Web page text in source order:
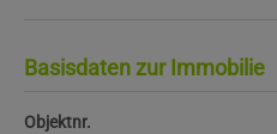
Basisdaten zur Immobilie
Objektnr.